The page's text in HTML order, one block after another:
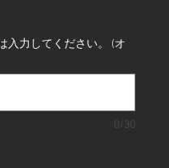
入力してください。 (オ
0/30